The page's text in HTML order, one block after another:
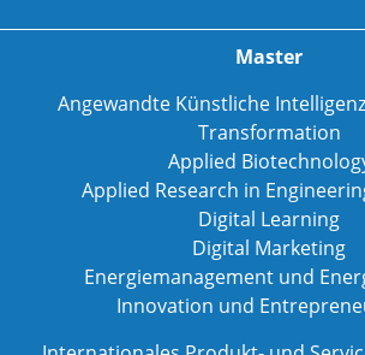
Master
Angewandte Künstliche
Transformation
Applied
Applied Research in
Digital Learning
Digital Marketing
Energiemanagement und
Innovation und